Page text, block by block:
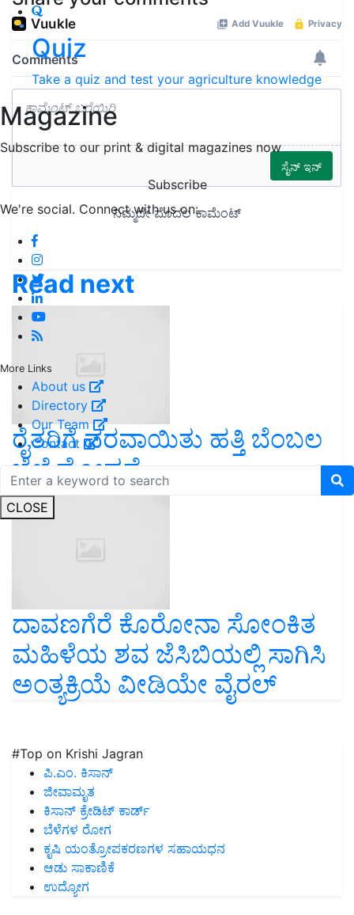
Quiz
Take a quiz and test your agriculture knowledge
Magazine
Subscribe to our print & digital magazines now
Subscribe
We're social. Connect with us on:
More Links
About us
Directory
Our Team
Contact
CLOSE
Read next
ರೈತರಿಗೆ ವರವಾಯಿತು ಹತ್ತಿ ಬೆಂಬಲ
ಬೆಲೆ ಘೋಷಣೆ
ದಾವಣಗೆರೆ ಕೊರೋನಾ ಸೋಂಕಿತ
ಮಹಿಳೆಯ ಶವ ಜೆಸಿಬಿಯಲ್ಲಿ ಸಾಗಿಸಿ
ಅಂತ್ಯಕ್ರಿಯೆ ವೀಡಿಯೇ ವೈರಲ್
#Top on Krishi Jagran
ಪಿ.ಎಂ. ಕಿಸಾನ್
ಜೀವಾಮೃತ
ಕಿಸಾನ್ ಕ್ರೇಡಿಟ್ ಕಾರ್ಡ್
ಬೆಳೆಗಳ ರೋಗ
ಕೃಷಿ ಯಂತ್ರೋಪಕರಣಗಳ ಸಹಾಯಧನ
ಆಡು ಸಾಕಾಣಿಕೆ
ಉದ್ಯೋಗ